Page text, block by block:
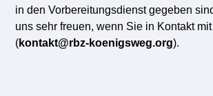
in den Vorbereitungsdienst gegeben
uns sehr freuen, wenn Sie in Kontakt
(kontakt@rbz-koenigsweg.org).